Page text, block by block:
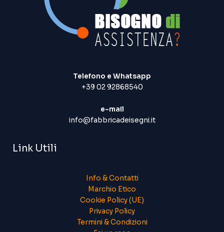
Telefono e Whatsapp
+39 02 92868540
e-mail
info@fabbricadeisegni.it
Link Utili
Info & Contatti
Marchio Etico
Cookie Policy (UE)
Privacy Policy
Termini & Condizioni